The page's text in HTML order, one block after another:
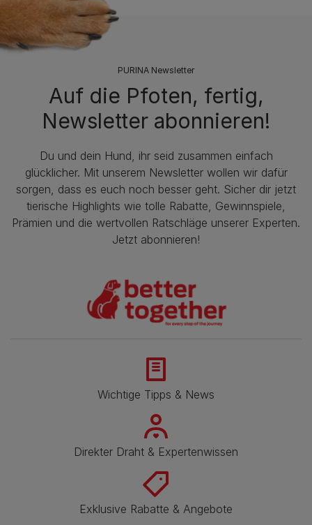
PURINA Newsletter
Auf die Pfoten, fertig,
Newsletter abonnieren!
Du und dein Hund, ihr seid zusammen einfach
glücklicher. Mit unserem Newsletter wollen wir dafür
sorgen, dass es euch noch besser geht. Sicher dir jetzt
tierische Highlights wie tolle Rabatte, Gewinnspiele,
Prämien und die wertvollen Ratschläge unserer Experten.
Jetzt abonnieren!
Wichtige Tipps & News
Direkter Draht & Expertenwissen
Exklusive Rabatte & Angebote